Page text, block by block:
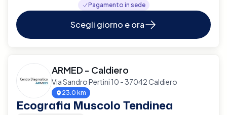
Pagamento in sede
Scegli giorno e ora
ARMED - Caldiero
Via Sandro Pertini 10 - 37042 Caldiero
23.0 km
Ecografia Muscolo Tendinea